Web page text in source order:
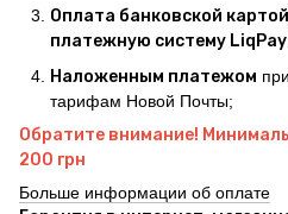
Оплата банковской
платежную систему LiqPay
Наложенным платежом
тарифам Новой Почты;
Обратите внимание!
200 грн
Больше информации об оплате